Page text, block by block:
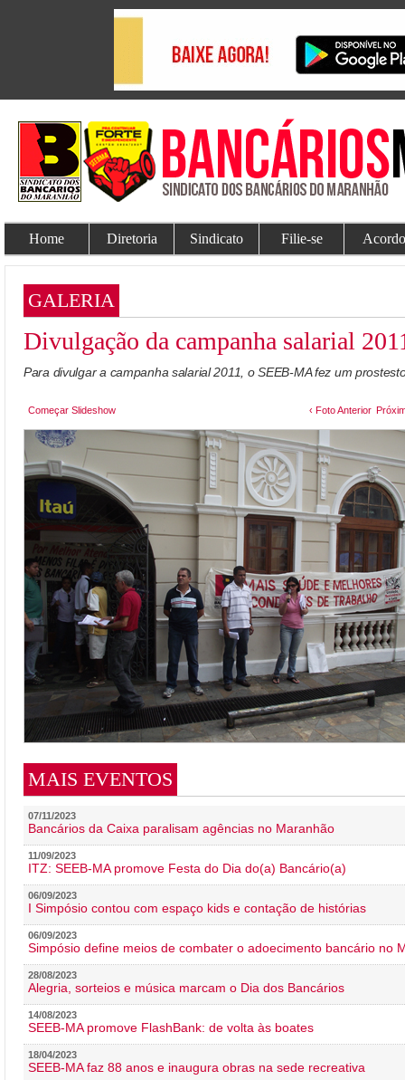
Home Diretoria Sindicato Filie-se
GALERIA
Divulgação da campanha salarial
Para divulgar a campanha salarial 2011, o SEEB-MA fez um
Começar Slideshow ‹ Foto Anterior
MAIS EVENTOS
07/11/2023
Bancários da Caixa paralisam agências no Maranhão
11/09/2023
ITZ: SEEB-MA promove Festa do Dia do(a) Bancário(a)
06/09/2023
I Simpósio contou com espaço kids e contação de histórias
06/09/2023
Simpósio define meios de combater o adoecimento bancário no
28/08/2023
Alegria, sorteios e música marcam o Dia dos Bancários
14/08/2023
SEEB-MA promove FlashBank: de volta às boates
18/04/2023
SEEB-MA faz 88 anos e inaugura obras na sede recreativa